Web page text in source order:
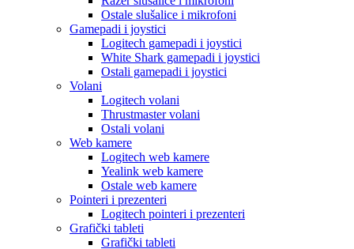
Ostale slušalice i mikrofoni
Gamepadi i joystici
Logitech gamepadi i joystici
White Shark gamepadi i joystici
Ostali gamepadi i joystici
Volani
Logitech volani
Thrustmaster volani
Ostali volani
Web kamere
Logitech web kamere
Yealink web kamere
Ostale web kamere
Pointeri i prezenteri
Logitech pointeri i prezenteri
Grafički tableti
Grafički tableti